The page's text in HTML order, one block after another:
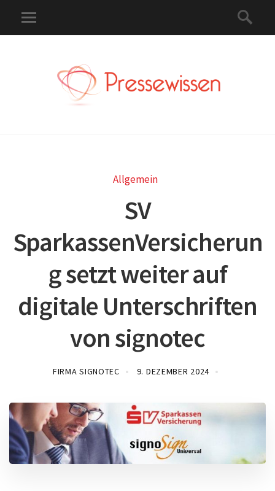
Allgemein
SV
SparkassenVersicherun
g setzt weiter auf
digitale Unterschriften
von signotec
FIRMA SIGNOTEC 9. DEZEMBER 2024